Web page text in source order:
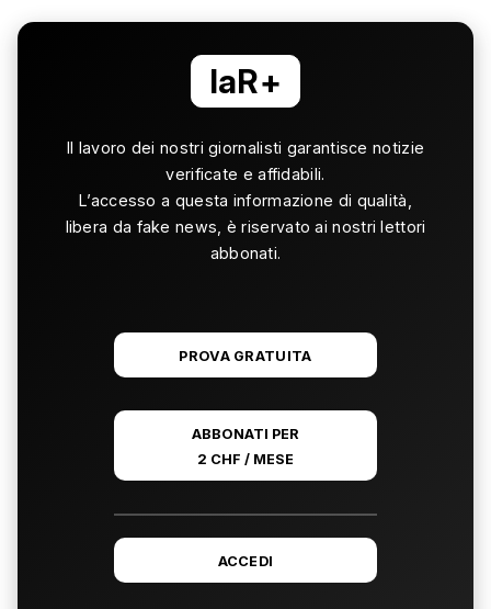
laR+
Il lavoro dei nostri giornalisti garantisce notizie
verificate e affidabili.
L’accesso a questa informazione di qualità,
libera da fake news, è riservato ai nostri lettori
abbonati.
PROVA GRATUITA
ABBONATI PER
2 CHF / MESE
ACCEDI